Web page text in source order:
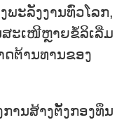
ລັງງານທົ່ວໂລກ,
ະເໜີຫຼາຍຂໍ້ລິເລີ່ມ
ຕ້ານທານຂອງ
ນສ້າງຕັ້ງກອງທຶນ